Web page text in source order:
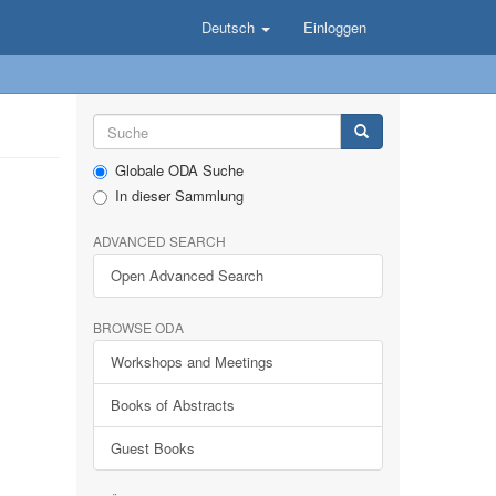
Deutsch Einloggen
Globale ODA Suche
In dieser Sammlung
ADVANCED SEARCH
Open Advanced Search
BROWSE ODA
Workshops and Meetings
Books of Abstracts
Guest Books